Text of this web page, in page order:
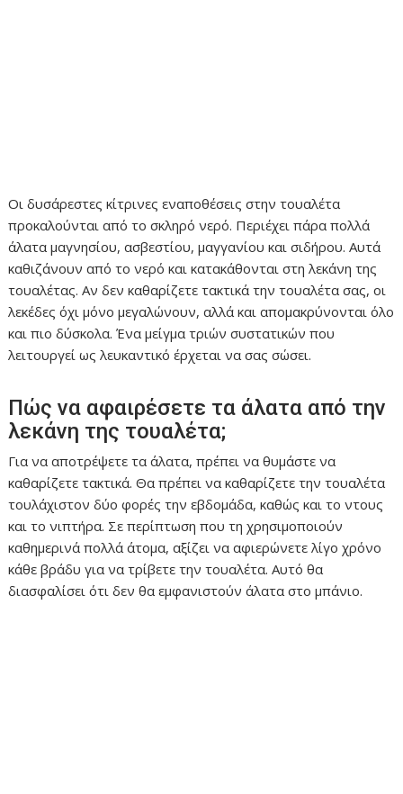
Οι δυσάρεστες κίτρινες εναποθέσεις στην τουαλέτα
προκαλούνται από το σκληρό νερό. Περιέχει πάρα πολλά
άλατα μαγνησίου, ασβεστίου, μαγγανίου και σιδήρου. Αυτά
καθιζάνουν από το νερό και κατακάθονται στη λεκάνη της
τουαλέτας. Αν δεν καθαρίζετε τακτικά την τουαλέτα σας, οι
λεκέδες όχι μόνο μεγαλώνουν, αλλά και απομακρύνονται όλο
και πιο δύσκολα. Ένα μείγμα τριών συστατικών που
λειτουργεί ως λευκαντικό έρχεται να σας σώσει.
Πώς να αφαιρέσετε τα άλατα από την
λεκάνη της τουαλέτα;
Για να αποτρέψετε τα άλατα, πρέπει να θυμάστε να
καθαρίζετε τακτικά. Θα πρέπει να καθαρίζετε την τουαλέτα
τουλάχιστον δύο φορές την εβδομάδα, καθώς και το ντους
και το νιπτήρα. Σε περίπτωση που τη χρησιμοποιούν
καθημερινά πολλά άτομα, αξίζει να αφιερώνετε λίγο χρόνο
κάθε βράδυ για να τρίβετε την τουαλέτα. Αυτό θα
διασφαλίσει ότι δεν θα εμφανιστούν άλατα στο μπάνιο.